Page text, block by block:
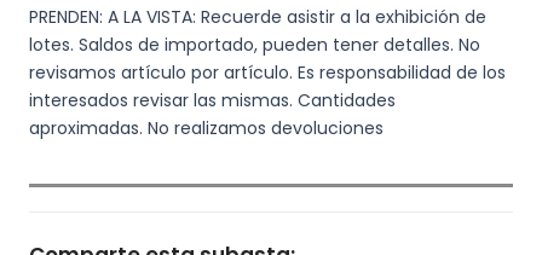
PRENDEN: A LA VISTA: Recuerde asistir a la exhibición de
lotes. Saldos de importado, pueden tener detalles. No
revisamos artículo por artículo. Es responsabilidad de los
interesados revisar las mismas. Cantidades
aproximadas. No realizamos devoluciones